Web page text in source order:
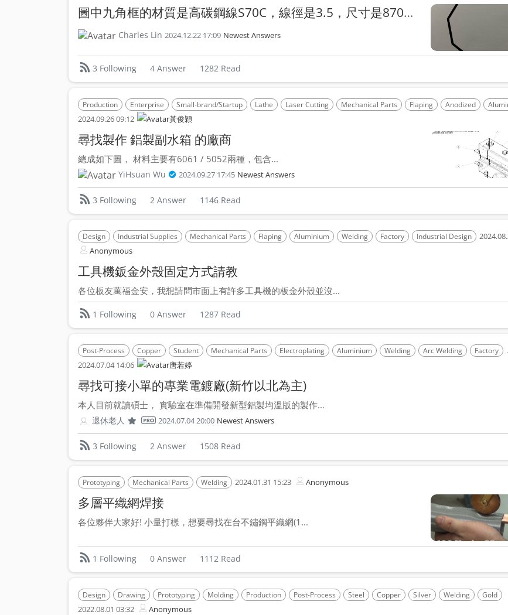
圖中九角框的材質是高碳鋼線S70C，線徑是3.5，尺寸是870mm x 500mm，數量是4500(pcs)。我目前有在設想用氬焊。請問各位先進如果用氬焊接合可行嗎?假如用氬焊可以接合的話那有什麼需要特別注意的地方嗎?還是有別的方法讓接合點穩固結合不掉落的嗎?謝謝各位!
Charles Lin 2024.12.22 17:09 Newest Answers
3 Following 4 Answer 1282 Read
Production Enterprise Small-brand/Startup Lathe Laser Cutting Mechanical Parts Flaping Anodized
2024.09.26 09:12 黃俊穎
尋找製作 鋁製副水箱 的廠商
總成如下圖， 材料主要有6061 / 5052兩種，包含...
YiHsuan Wu 2024.09.27 17:45 Newest Answers
3 Following 2 Answer 1146 Read
Design Industrial Supplies Mechanical Parts Flaping Aluminium Welding Factory Industrial Design
Anonymous
工具機鈑金外殼固定方式請教
各位板友萬福金安，我想請問市面上有許多工具機的板金外殼並沒...
1 Following 0 Answer 1287 Read
Post-Process Copper Student Mechanical Parts Electroplating Aluminium Welding Arc Welding Factory
2024.07.04 14:06 唐若婷
尋找可接小單的專業電鍍廠(新竹以北為主)
本人目前就讀碩士， 實驗室在準備開發新型鋁製均溫版的製作...
退休老人 2024.07.04 20:00 Newest Answers
3 Following 2 Answer 1508 Read
Prototyping Mechanical Parts Welding 2024.01.31 15:23 Anonymous
多層平織網焊接
各位夥伴大家好! 小量打樣，想要尋找在台不鏽鋼平織網(1...
1 Following 0 Answer 1112 Read
Design Drawing Prototyping Molding Production Post-Process Steel Copper Silver Welding Gold
2022.08.01 03:32 Anonymous